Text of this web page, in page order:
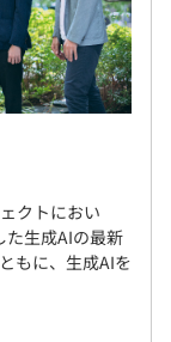
クトにおい
た生成AIの最新
もに、生成AIを